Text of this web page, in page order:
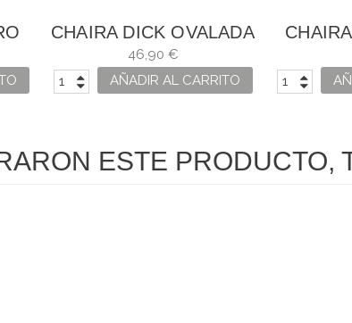
CHAIRA DICK OVALADA
46,90 €
AÑADIR AL CARRITO
ESTE PRODUCTO,